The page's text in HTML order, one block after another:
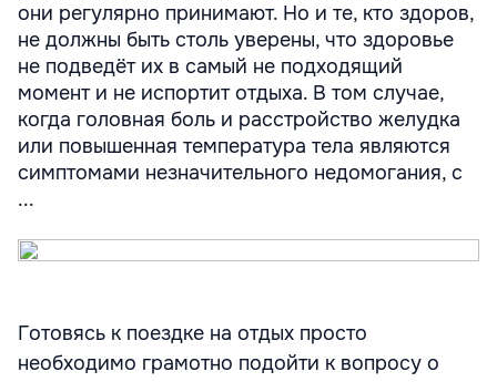
они регулярно принимают. Но и те, кто здоров,
не должны быть столь уверены, что здоровье
не подведёт их в самый не подходящий
момент и не испортит отдыха. В том случае,
когда головная боль и расстройство желудка
или повышенная температура тела являются
симптомами незначительного недомогания, с
...
Готовясь к поездке на отдых просто
необходимо грамотно подойти к вопросу о